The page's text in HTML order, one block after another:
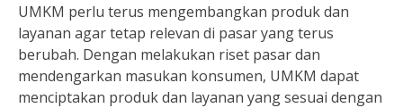
UMKM perlu terus mengembangkan produk dan
layanan agar tetap relevan di pasar yang terus
berubah. Dengan melakukan riset pasar dan
mendengarkan masukan konsumen, UMKM dapat
menciptakan produk dan layanan yang sesuai dengan